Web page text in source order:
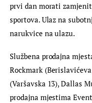
prvi dan morati
sportova. Ulaz na
narukvice na ulazu.
Službena prodajna
Rockmark
(Varšavska 13), Dallas
prodajna mjestima